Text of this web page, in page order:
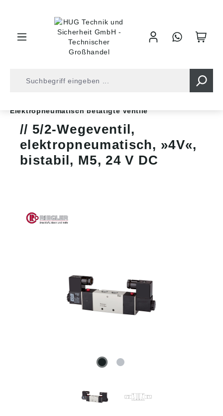
Elektropneumatisch betätigte Ventile
5/2-Wegeventil,
elektropneumatisch, »4V«,
bistabil, M5, 24 V DC